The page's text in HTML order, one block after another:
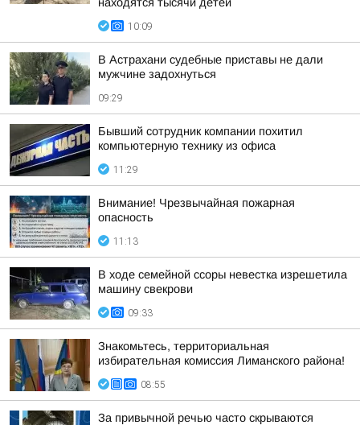
10:09
В Астрахани судебные приставы не дали
мужчине задохнуться
09:29
Бывший сотрудник компании похитил
компьютерную технику из офиса
11:29
Внимание! Чрезвычайная пожарная
опасность
11:13
В ходе семейной ссоры невестка изрешетила
машину свекрови
09:33
Знакомьтесь, территориальная
избирательная комиссия Лиманского района!
08:55
За привычной речью часто скрываются